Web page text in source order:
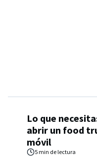
Lo que
abrir un food
móvil
5 min de lectura